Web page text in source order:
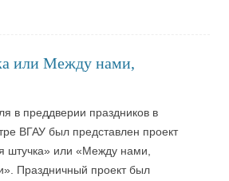
или Между нами,
в преддверии праздников в
ВГАУ был представлен проект
штучка» или «Между нами,
Праздничный проект был